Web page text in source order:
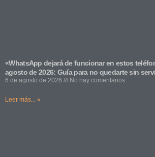
«WhatsApp dejará de funcionar en estos
agosto de 2026: Guía para no quedarte sin
6 de agosto de 2026 No hay comentarios
Leer más... »